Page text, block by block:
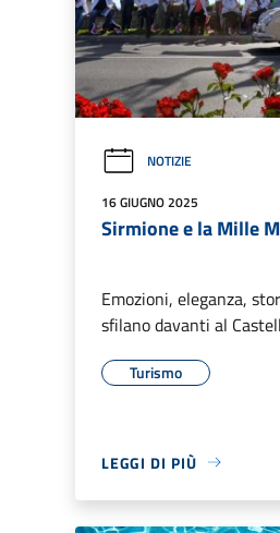
NOTIZIE
16 GIUGNO 2025
Sirmione e la Mille
Emozioni, eleganza,
sfilano davanti al
Turismo
LEGGI DI PIÙ